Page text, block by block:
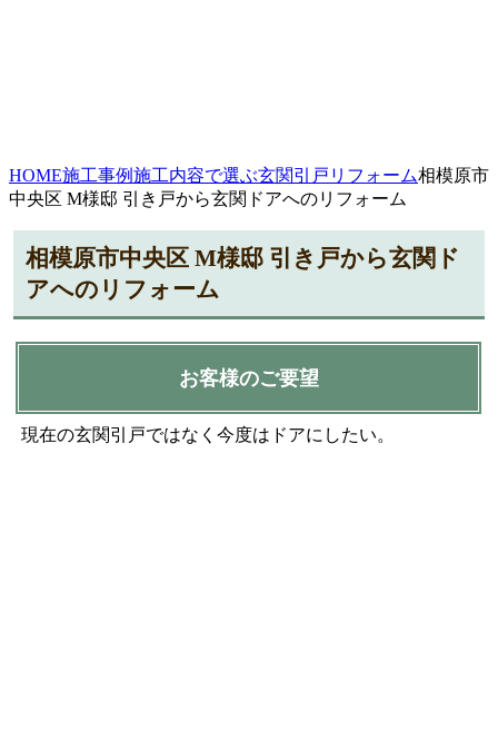
HOME施工事例施工内容で選ぶ玄関引戸リフォーム相模原市
中央区 M様邸 引き戸から玄関ドアへのリフォーム
相模原市中央区 M様邸 引き戸から玄関ド
アへのリフォーム
お客様のご要望
現在の玄関引戸ではなく今度はドアにしたい。